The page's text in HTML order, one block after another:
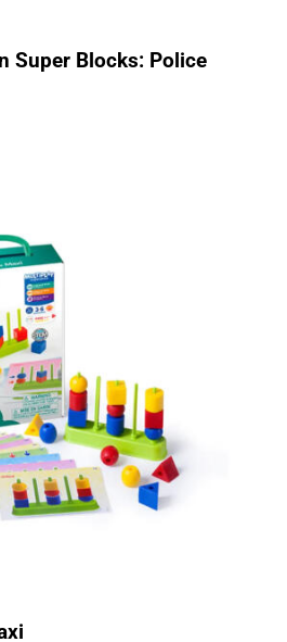
Super Blocks: Police